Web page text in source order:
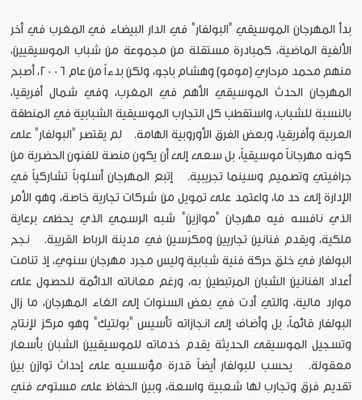
بدأ المهرجان الموسيقي "البولفار" في الدار البيضاء في المغرب في أخر
الألفية الماضية، كمبادرة مستقلة من مجموعة من شباب الموسيقيين،
منهم محمد مرحاري (مومو) وهشام باجو، ولكن بدءاً من عام 2006، أصبح
المهرجان الحدث الموسيقي الأهم في المغرب، وفي شمال أفريقيا،
بالنسبة للشباب، واستقطب كل التجارب الموسيقية الشبابية في المنطقة
العربية وأفريقيا، وبعض الفرق الأوروبية الهامة. لم يقتصر "البولفار" على
كونه مهرجاناً موسيقياً، بل سعى إلى أن يكون منصة للفنون الحضرية من
جرافيتي وتصميم وسينما تجريبية. إتبع المهرجان أسلوباً تشاركياً في
الإدارة إلى حد ما، واعتمد على تمويل من شركات تجارية خاصة، وهو الأمر
الذي نافسه فيه مهرجان "موازين" شبه الرسمي الذي يحظى برعاية
ملكية، ويقدم فنانين تجاريين ومكرّسين في مدينة الرباط القريبة. نجح
البولفار في خلق حركة فنية شبابية وليس مجرد مهرجان سنوي، إذ تنامت
أعداد الفنانين الشبان المرتبطين به، ورغم معاناته الدائمة للحصول على
موارد مالية، والتي أدت في بعض السنوات إلى الغاء المهرجان، ما زال
البولفار قائماً، بل وأضاف إلى انجازاته تأسيس "بولتيك" وهو مركز لإنتاج
وتسجيل الموسيقى الحديثة يقدم خدماته للموسيقيين الشبان بأسعار
معقولة. يحسب للبولفار أيضاً قدرة مؤسسيه على إحداث توازن بين
تقديم فرق وتجارب لها شعبية واسعة، وبين الحفاظ على مستوى فني